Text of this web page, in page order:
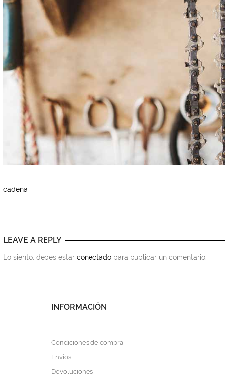
cadena
LEAVE A REPLY
Lo siento, debes estar conectadopara publicar un comentario.
INFORMACIÓN
Condiciones de compra
Envíos
Devoluciones